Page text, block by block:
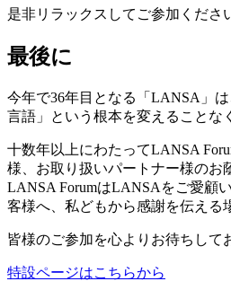
是非リラックスしてご参加くださ
最後に
今年で36年目となる「LANSA」
言語」という根本を変えることな
十数年以上にわたってLANSA
様、お取り扱いパートナー様のお
LANSA ForumはLANSAをご愛顧
客様へ、私どもから感謝を伝える
皆様のご参加を心よりお待ちして
特設ページはこちらから